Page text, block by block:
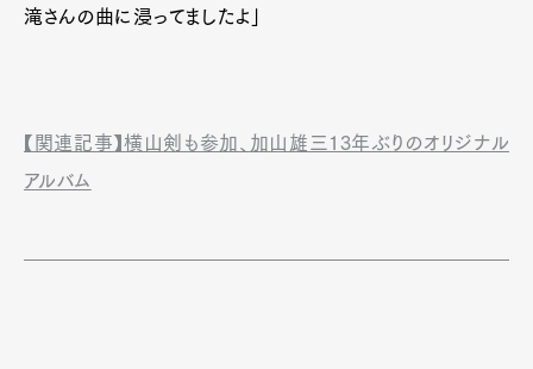
滝さんの曲に浸ってましたよ」
【関連記事】横山剣も参加、加山雄三13年ぶりのオリジナル
アルバム